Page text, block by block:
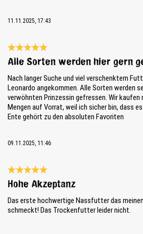
11.11.2025, 17:43
Bewertung mit 5 von 5 Sternen
Alle Sorten werden hier gern
Nach langer Suche und viel verschenktem
Leonardo angekommen. Alle Sorten werden
verwöhnten Prinzessin gefressen. Wir
Mengen auf Vorrat, weil ich sicher bin, dass
Ente gehört zu den absoluten Favoriten
09.11.2025, 11:46
Bewertung mit 5 von 5 Sternen
Hohe Akzeptanz
Das erste hochwertige Nassfutter das
schmeckt! Das Trockenfutter leider nicht.